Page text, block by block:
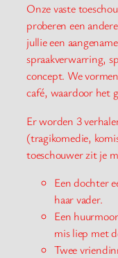
Onze vaste
proberen een
jullie een
spraakverwarring,
concept. We
café, waardoor het
Er worden 3
(tragikomedie,
toeschouwer zit je
Een dochter
haar vader.
Een
mis liep met
Twee